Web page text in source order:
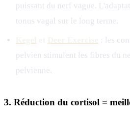
puissant du nerf vague.
tonus vagal sur le long terme.
: les
pelvien stimulent les fibres du
pelvienne.
3. Réduction du cortisol =